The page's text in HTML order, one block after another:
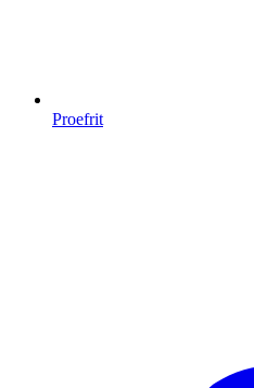
Proefrit